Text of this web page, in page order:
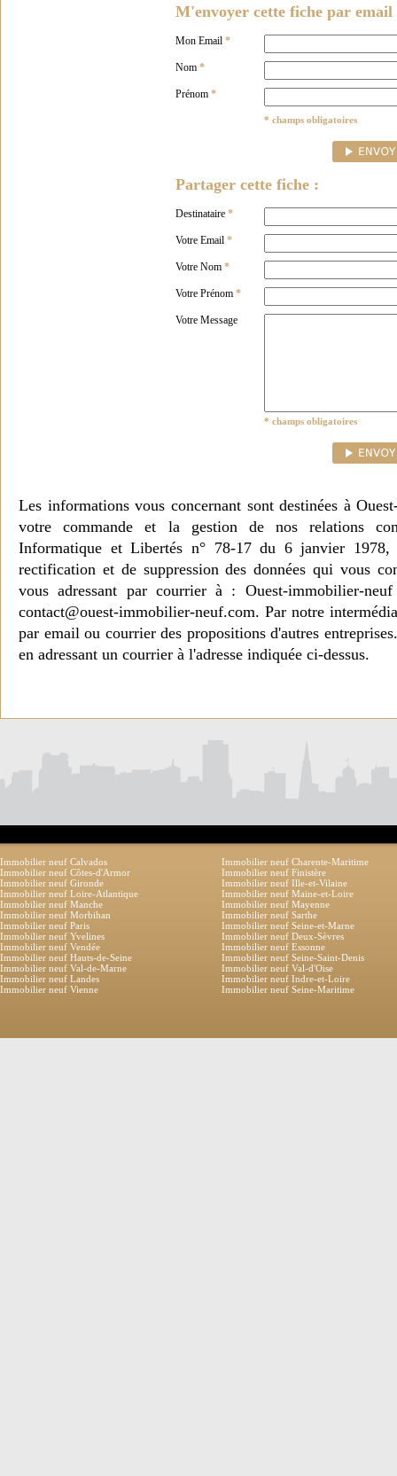
M'envoyer cette fiche par email
Mon Email *
Nom *
Prénom *
* champs obligatoires
Partager cette fiche :
Destinataire *
Votre Email *
Votre Nom *
Votre Prénom *
Votre Message
* champs obligatoires
Les informations vous concernant sont destinées à
votre commande et la gestion de nos relations
Informatique et Libertés n° 78-17 du 6 janvier 1978,
rectification et de suppression des données qui vous
vous adressant par courrier à : Ouest-immobilier-
contact@ouest-immobilier-neuf.com. Par notre
par email ou courrier des propositions d'autres
en adressant un courrier à l'adresse indiquée ci-dessus.
Immobilier neuf Calvados
Immobilier neuf Charente-Maritime
Immobilier neuf Côtes-d'Armor
Immobilier neuf Finistère
Immobilier neuf Gironde
Immobilier neuf Ille-et-Vilaine
Immobilier neuf Loire-Atlantique
Immobilier neuf Maine-et-Loire
Immobilier neuf Manche
Immobilier neuf Mayenne
Immobilier neuf Morbihan
Immobilier neuf Sarthe
Immobilier neuf Paris
Immobilier neuf Seine-et-Marne
Immobilier neuf Yvelines
Immobilier neuf Deux-Sèvres
Immobilier neuf Vendée
Immobilier neuf Essonne
Immobilier neuf Hauts-de-Seine
Immobilier neuf Seine-Saint-Denis
Immobilier neuf Val-de-Marne
Immobilier neuf Val-d'Oise
Immobilier neuf Landes
Immobilier neuf Indre-et-Loire
Immobilier neuf Vienne
Immobilier neuf Seine-Maritime